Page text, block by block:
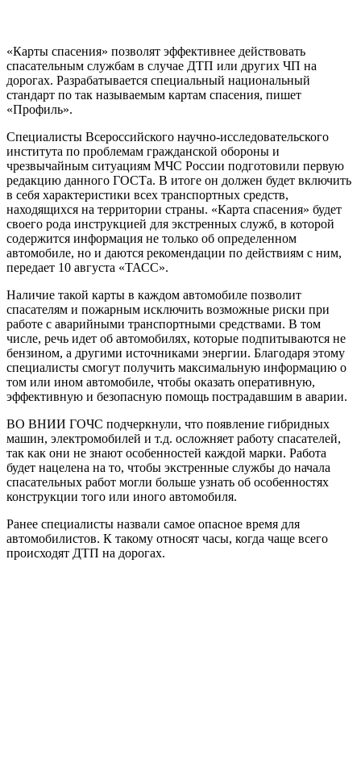
«Карты спасения» позволят эффективнее действовать
спасательным службам в случае ДТП или других ЧП на
дорогах. Разрабатывается специальный национальный
стандарт по так называемым картам спасения, пишет
«Профиль».
Специалисты Всероссийского научно-исследовательского
института по проблемам гражданской обороны и
чрезвычайным ситуациям МЧС России подготовили первую
редакцию данного ГОСТа. В итоге он должен будет включить
в себя характеристики всех транспортных средств,
находящихся на территории страны. «Карта спасения» будет
своего рода инструкцией для экстренных служб, в которой
содержится информация не только об определенном
автомобиле, но и даются рекомендации по действиям с ним,
передает 10 августа «ТАСС».
Наличие такой карты в каждом автомобиле позволит
спасателям и пожарным исключить возможные риски при
работе с аварийными транспортными средствами. В том
числе, речь идет об автомобилях, которые подпитываются не
бензином, а другими источниками энергии. Благодаря этому
специалисты смогут получить максимальную информацию о
том или ином автомобиле, чтобы оказать оперативную,
эффективную и безопасную помощь пострадавшим в аварии.
ВО ВНИИ ГОЧС подчеркнули, что появление гибридных
машин, электромобилей и т.д. осложняет работу спасателей,
так как они не знают особенностей каждой марки. Работа
будет нацелена на то, чтобы экстренные службы до начала
спасательных работ могли больше узнать об особенностях
конструкции того или иного автомобиля.
Ранее специалисты назвали самое опасное время для
автомобилистов. К такому относят часы, когда чаще всего
происходят ДТП на дорогах.